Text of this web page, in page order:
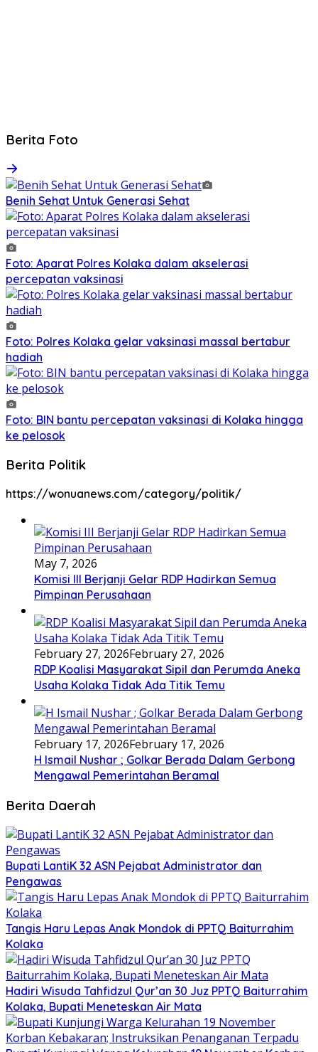
Berita Foto
Benih Sehat Untuk Generasi Sehat
Foto: Aparat Polres Kolaka dalam akselerasi
percepatan vaksinasi
Foto: Polres Kolaka gelar vaksinasi massal bertabur
hadiah
Foto: BIN bantu percepatan vaksinasi di Kolaka hingga
ke pelosok
Berita Politik
https://wonuanews.com/category/politik/
May 7, 2026
Komisi III Berjanji Gelar RDP Hadirkan Semua
Pimpinan Perusahaan
February 27, 2026February 27, 2026
RDP Koalisi Masyarakat Sipil dan Perumda Aneka
Usaha Kolaka Tidak Ada Titik Temu
February 17, 2026February 17, 2026
H Ismail Nushar ; Golkar Berada Dalam Gerbong
Mengawal Pemerintahan Beramal
Berita Daerah
Bupati LantiK 32 ASN Pejabat Administrator dan
Pengawas
Tangis Haru Lepas Anak Mondok di PPTQ Baiturrahim
Kolaka
Hadiri Wisuda Tahfidzul Qur’an 30 Juz PPTQ Baiturrahim
Kolaka, Bupati Meneteskan Air Mata